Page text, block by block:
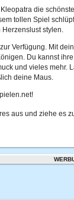
die
tollen Spiel
Herzenslust stylen.
Verfügung. Mit
Du kannst
und vieles mehr.
deine Maus.
aus und ziehe es